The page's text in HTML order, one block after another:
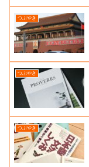
つぶやき
つぶやき
つぶやき